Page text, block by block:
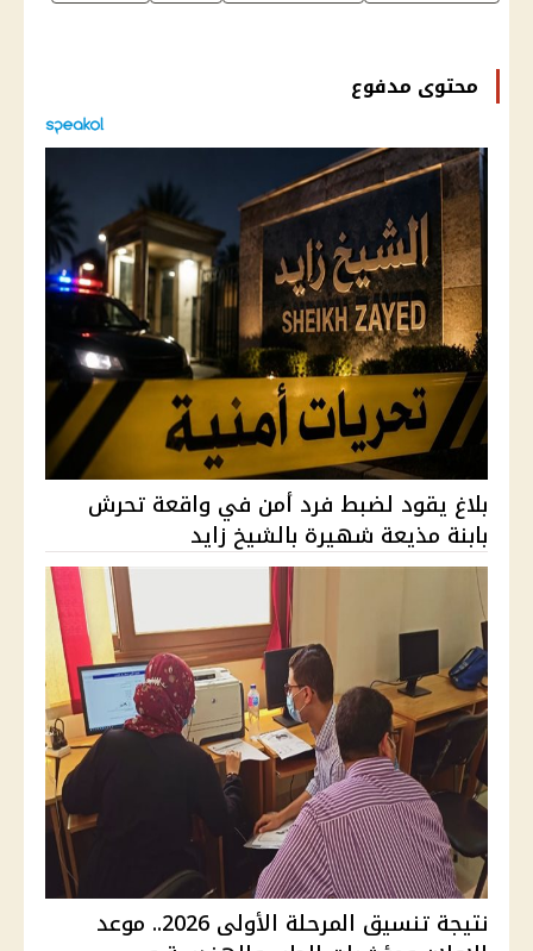
محتوى مدفوع
بلاغ يقود لضبط فرد أمن في واقعة تحرش
بابنة مذيعة شهيرة بالشيخ زايد
نتيجة تنسيق المرحلة الأولى 2026.. موعد